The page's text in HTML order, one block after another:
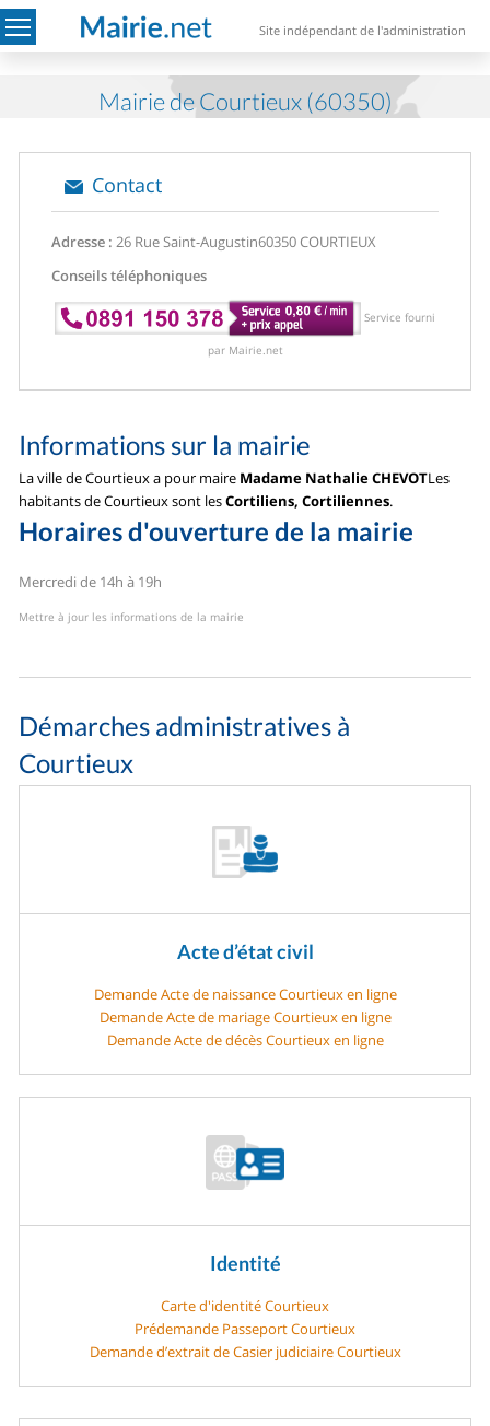
Site indépendant de l'administration
Mairie de Courtieux (60350)
Contact
Adresse : 26 Rue Saint-Augustin60350 COURTIEUX
Conseils téléphoniques
Service fourni
par Mairie.net
Informations sur la mairie
La ville de Courtieux a pour maire Madame Nathalie CHEVOTLes
habitants de Courtieux sont lesCortiliens, Cortiliennes.
Horaires d'ouverture de la mairie
Mercredi de 14h à 19h
Mettre à jour les informations de la mairie
Démarches administratives à
Courtieux
Acte d’état civil
Demande Acte de naissance Courtieux en ligne
Demande Acte de mariage Courtieux en ligne
Demande Acte de décès Courtieux en ligne
Identité
Carte d'identité Courtieux
Prédemande Passeport Courtieux
Demande d’extrait de Casier judiciaire Courtieux